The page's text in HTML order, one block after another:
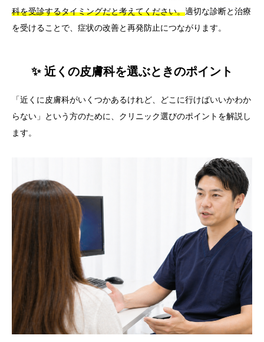
科を受診するタイミングだと考えてください。適切な診断と治療
を受けることで、症状の改善と再発防止につながります。
✨ 近くの皮膚科を選ぶときのポイント
「近くに皮膚科がいくつかあるけれど、どこに行けばいいかわか
らない」という方のために、クリニック選びのポイントを解説し
ます。